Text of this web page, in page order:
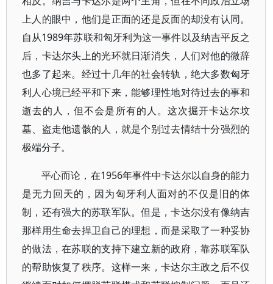
上人的眼中，他们是正面的还是反面的却没有认同。
自从1989年苏联和匈牙利为这一事件以及纳吉平反之
后，卡达尔头上的光环就日渐消失，人们对他的微辞
也多了起来。经过十几年的社会转轨，绝大多数匈牙
利人心境已经平和下来，能够理性地对待过去的事和
逝去的人，但不会是所有的人。这次掘开卡达尔坟
墓、盗走他遗骸的人，就是个别过去情结十分强烈的
极端分子。
平心而论，在1956年事件中卡达尔以自身的能力
是无力回天的，因为匈牙利人面对的不仅是旧的体
制，还有强大的苏联军队。但是，卡达尔没有像纳吉
那样用生命去捍卫自己的理想，而是采取了一种妥协
的做法，在苏联的支持下建立新的政府，靠苏联军队
的帮助恢复了秩序。这样一来，卡达尔主政之后不仅